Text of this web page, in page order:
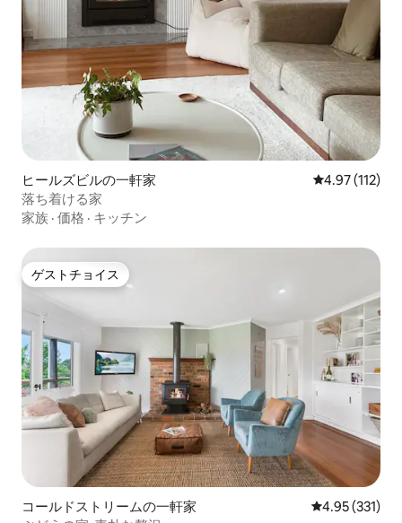
ヒールズビルの一軒家 レビュー112
4.97 (112)
落ち着ける家
家族 · 価格 · キッチン
ゲストチョイス
ゲストチョイス
コールドストリームの一軒家 レビュー331
4.95 (331)